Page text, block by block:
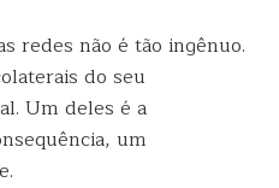
redes não é tão ingênuo.
do seu
Um deles é a
um